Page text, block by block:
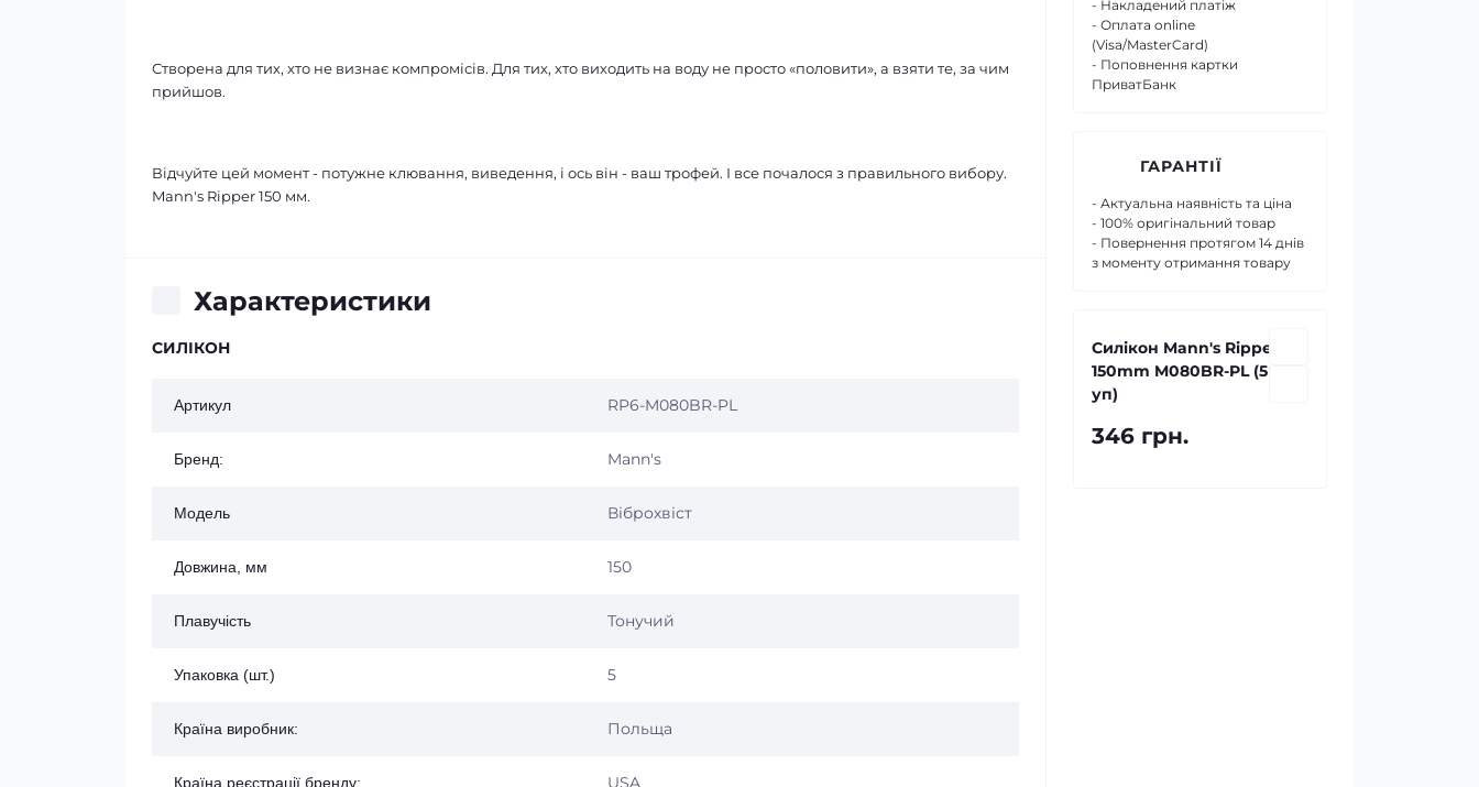
Створена для тих, хто не визнає компромісів. Для тих, хто виходить на воду не просто «половити», а взяти те, за чим
прийшов.
Відчуйте цей момент - потужне клювання, виведення, і ось він - ваш трофей. І все почалося з правильного вибору.
Mann's Ripper 150 мм.
Характеристики
СИЛІКОН
Артикул RP6-M080BR-PL
Бренд: Mann's
Модель Віброхвіст
Довжина, мм 150
Плавучість Тонучий
Упаковка (шт.) 5
Країна виробник: Польща
Країна реєстрації бренду: USA
- Накладений платіж
- Оплата online
(Visa/MasterCard)
- Поповнення картки
ПриватБанк
ГАРАНТІЇ
- Актуальна наявність та ціна
- 100% оригінальний товар
- Повернення протягом 14 днів
з моменту отримання товару
Силікон Mann's Ripper
150mm M080BR-PL (5шт/
уп)
346 грн.